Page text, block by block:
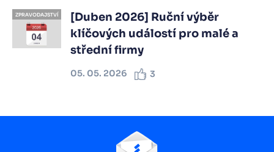
ZPRAVODAJSTVÍ
[Duben 2026] Ruční výběr
klíčových událostí pro malé a
střední firmy
05. 05. 2026 3